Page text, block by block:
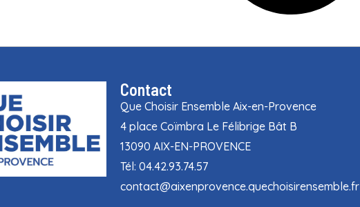
Contact
Que Choisir Ensemble Aix-en-Provence
4 place Coïmbra Le Félibrige Bât B
13090 AIX-EN-PROVENCE
Tél: 04.42.93.74.57
contact@aixenprovence.quechoisirensemble.fr